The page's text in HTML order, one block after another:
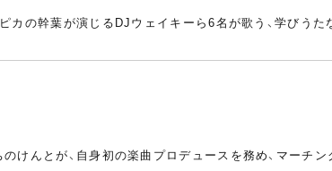
カの幹葉が演じるDJウェイキーら6名が歌う、学びうた
んとが、自身初の楽曲プロデュースを務め、マーチン